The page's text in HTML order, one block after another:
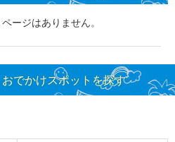
ージはありません。
でかけスポットを探す